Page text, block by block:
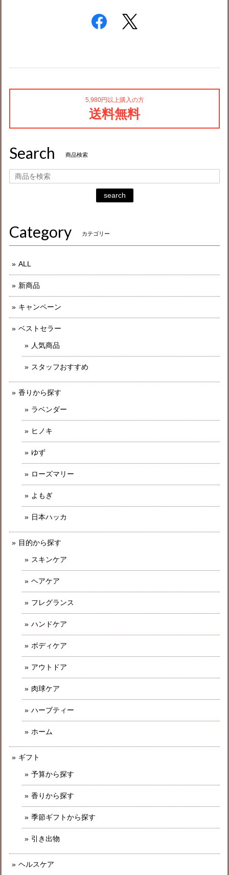
5,980円以上購入の方
送料無料
Search 商品検索
search
Category カテゴリー
ALL
新商品
キャンペーン
ベストセラー
人気商品
スタッフおすすめ
香りから探す
ラベンダー
ヒノキ
ゆず
ローズマリー
よもぎ
日本ハッカ
目的から探す
スキンケア
ヘアケア
フレグランス
ハンドケア
ボディケア
アウトドア
肉球ケア
ハーブティー
ホーム
ギフト
予算から探す
香りから探す
季節ギフトから探す
引き出物
ヘルスケア